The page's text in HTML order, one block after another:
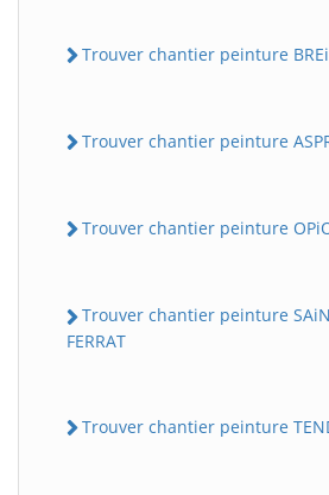
Trouver chantier peinture
Trouver chantier peinture
Trouver chantier peinture
Trouver chantier peinture
FERRAT
Trouver chantier peinture